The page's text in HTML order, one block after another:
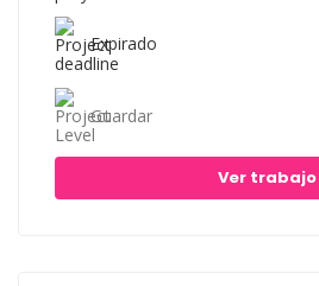
Expirado
Guardar
Ver trabajo